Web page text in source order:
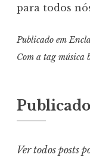
para todos
Publicado em
Com a tagmúsica
Ver todos posts